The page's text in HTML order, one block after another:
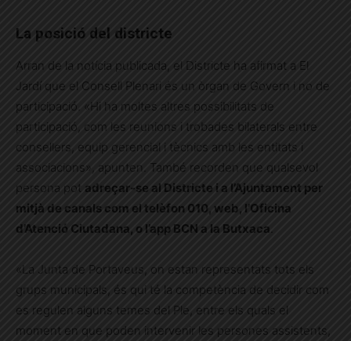
La posició del districte
Arran de la notícia publicada, el Districte ha afirmat a El
Jardí que el Consell Plenari és un òrgan de Govern i no de
participació. «Hi ha moltes altres possibilitats de
participació, com les reunions i trobades bilaterals entre
consellers, equip gerencial i tècnics amb les entitats i
associacions», apunten. També recorden que qualsevol
persona pot adreçar-se al Districte i a l’Ajuntament per
mitjà de canals com el telèfon 010, web, l’Oficina
d’Atenció Ciutadana, o l’app BCN a la Butxaca.
«La Junta de Portaveus, on estan representats tots els
grups municipals, és qui té la competència de decidir com
es regulen alguns temes del Ple, entre els quals el
moment en que poden intervenir les persones assistents,